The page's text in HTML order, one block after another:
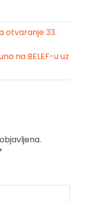
otvaranje 33.
na BELEF-u uz